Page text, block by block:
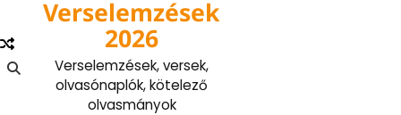
content
Verselemzések
2026
Verselemzések, versek,
olvasónaplók, kötelező
olvasmányok